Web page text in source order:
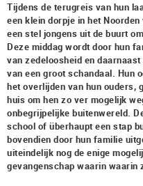
Tijdens de terugreis van hun
een klein dorpje in het
een stel jongens uit de buurt
Deze middag wordt door hun
van zedeloosheid en
van een groot schandaal. Hun
het overlijden van hun ouders,
huis om hen zo ver mogelijk
onbegrijpelijke buitenwereld.
school of überhaupt een stap
bovendien door hun familie
uiteindelijk nog de enige
gevangenschap waarin waarin